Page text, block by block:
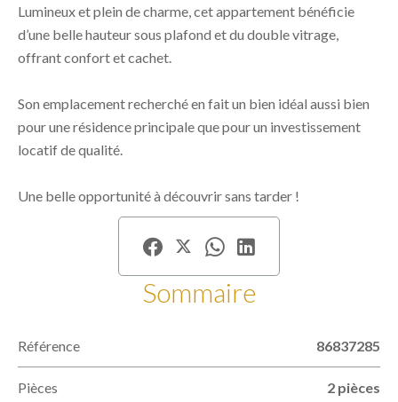
Lumineux et plein de charme, cet appartement bénéficie
d’une belle hauteur sous plafond et du double vitrage,
offrant confort et cachet.
Son emplacement recherché en fait un bien idéal aussi bien
pour une résidence principale que pour un investissement
locatif de qualité.
Une belle opportunité à découvrir sans tarder !
Sommaire
Référence 86837285
Pièces 2 pièces